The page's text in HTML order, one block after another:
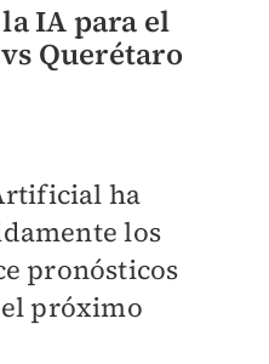
IA para el
Querétaro
ha
los
pronósticos
próximo